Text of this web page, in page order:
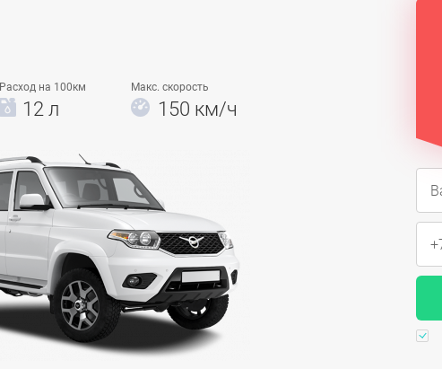
Расход на 100км
12 л
Макс. скорость
150 км/ч